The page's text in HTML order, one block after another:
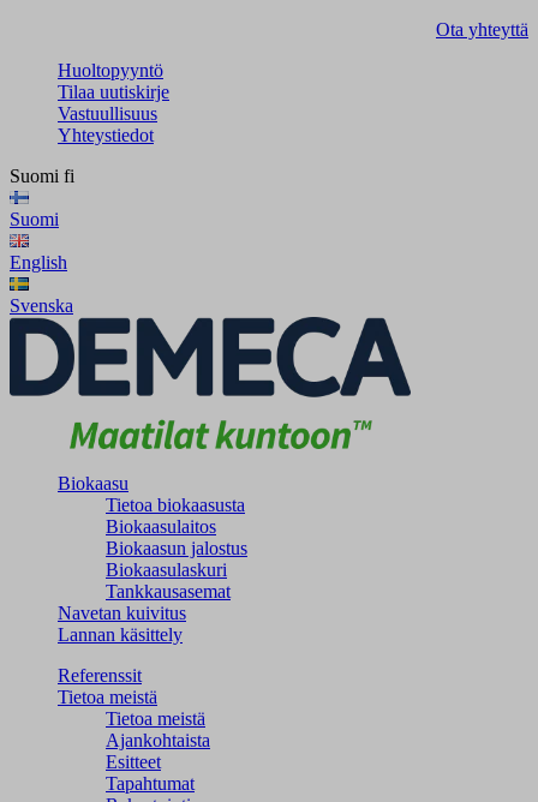
Ota yhteyttä
Huoltopyyntö
Tilaa uutiskirje
Vastuullisuus
Yhteystiedot
Suomi fi
Suomi
English
Svenska
Biokaasu
Tietoa biokaasusta
Biokaasulaitos
Biokaasun jalostus
Biokaasulaskuri
Tankkausasemat
Navetan kuivitus
Lannan käsittely
Referenssit
Tietoa meistä
Tietoa meistä
Ajankohtaista
Esitteet
Tapahtumat